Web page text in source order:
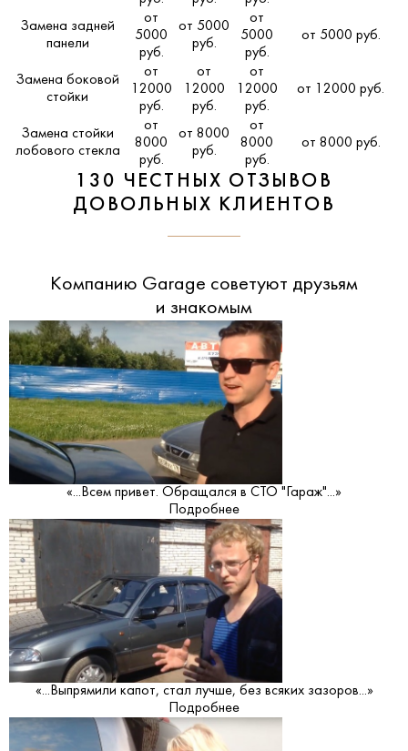
Замена задней
панели
от
5000
руб.
от 5000
руб.
от
5000
руб.
от 5000 руб.
Замена боковой
стойки
от
12000
руб.
от
12000
руб.
от
12000
руб.
от 12000 руб.
Замена стойки
лобового стекла
от
8000
руб.
от 8000
руб.
от
8000
руб.
от 8000 руб.
130 ЧЕСТНЫХ ОТЗЫВОВ
ДОВОЛЬНЫХ КЛИЕНТОВ
Компанию Garage советуют друзьям
и знакомым
«...Всем привет. Обращался в СТО "Гараж"...»
Подробнее
«...Выпрямили капот, стал лучше, без всяких зазоров...»
Подробнее